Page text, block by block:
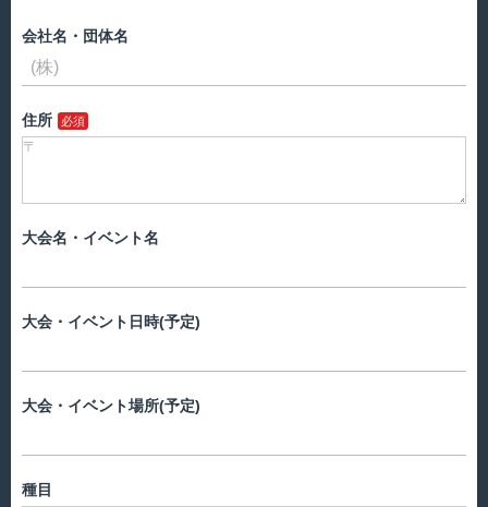
会社名・団体名
住所
大会名・イベント名
大会・イベント日時(予定)
大会・イベント場所(予定)
種目